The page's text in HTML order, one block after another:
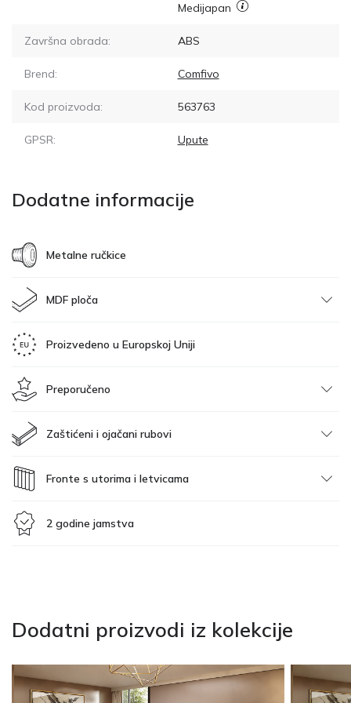
Medijapan
Završna obrada: ABS
Brend: Comfivo
Kod proizvoda: 563763
GPSR: Upute
Dodatne informacije
Metalne ručkice
MDF ploča
Proizvedeno u Europskoj Uniji
Preporučeno
Zaštićeni i ojačani rubovi
Fronte s utorima i letvicama
2 godine jamstva
Dodatni proizvodi iz kolekcije